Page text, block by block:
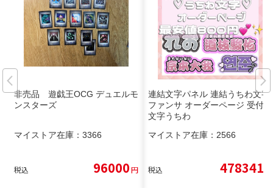
非売品 遊戯王OCG デュエルモ
ンスターズ
マイストア在庫： 3366
税込 96000円
連結文字パネル 連結うちわ文字
ファンサ オーダーページ 受付中
文字うちわ
マイストア在庫： 2566
税込 478341